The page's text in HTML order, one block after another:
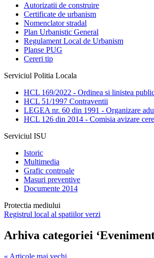
Autorizatii de construire
Certificate de urbanism
Nomenclator stradal
Plan Urbanistic General
Regulament Local de Urbanism
Planse PUG
Cereri tip
Serviciul Politia Locala
HCL 169/2022 - Ordinea si linistea
HCL 51/1997 Contraventii
LEGEA nr. 60 din 1991 - Organizare
HCL 126 din 2014 - Comisia avizare
Serviciul ISU
Istoric
Multimedia
Grafic controale
Masuri preventive
Documente 2014
Protectia mediului
Registrul local al spatiilor verzi
Arhiva categoriei
« Articole mai vechi